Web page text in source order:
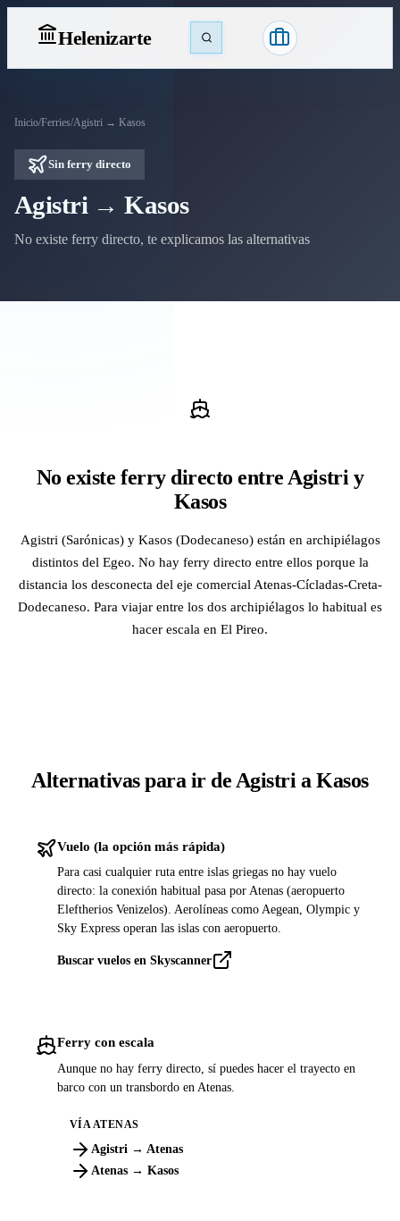
Helenizarte
Inicio/Ferries/Agistri → Kasos
Sin ferry directo
Agistri → Kasos
No existe ferry directo, te explicamos las alternativas
No existe ferry directo entre Agistri y
Kasos
Agistri (Sarónicas) y Kasos (Dodecaneso) están en archipiélagos
distintos del Egeo. No hay ferry directo entre ellos porque la
distancia los desconecta del eje comercial Atenas-Cícladas-Creta-
Dodecaneso. Para viajar entre los dos archipiélagos lo habitual es
hacer escala en El Pireo.
Alternativas para ir de Agistri a Kasos
Vuelo (la opción más rápida)
Para casi cualquier ruta entre islas griegas no hay vuelo
directo: la conexión habitual pasa por Atenas (aeropuerto
Eleftherios Venizelos). Aerolíneas como Aegean, Olympic y
Sky Express operan las islas con aeropuerto.
Buscar vuelos en Skyscanner
Ferry con escala
Aunque no hay ferry directo, sí puedes hacer el trayecto en
barco con un transbordo en Atenas.
VÍA ATENAS
Agistri → Atenas
Atenas → Kasos